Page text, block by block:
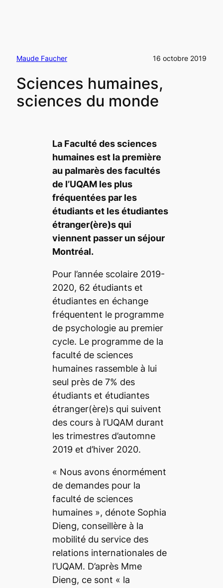
Maude Faucher 16 octobre 2019
Sciences humaines,
sciences du monde
La Faculté des sciences
humaines est la première
au palmarès des facultés
de l’UQAM les plus
fréquentées par les
étudiants et les étudiantes
étranger(ère)s qui
viennent passer un séjour
Montréal.
Pour l’année scolaire 2019-
2020, 62 étudiants et
étudiantes en échange
fréquentent le programme
de psychologie au premier
cycle. Le programme de la
faculté de sciences
humaines rassemble à lui
seul près de 7% des
étudiants et étudiantes
étranger(ère)s qui suivent
des cours à l’UQAM durant
les trimestres d’automne
2019 et d’hiver 2020.
« Nous avons énormément
de demandes pour la
faculté de sciences
humaines», dénote Sophia
Dieng, conseillère à la
mobilité du service des
relations internationales de
l’UQAM. D’après Mme
Dieng, ce sont « la